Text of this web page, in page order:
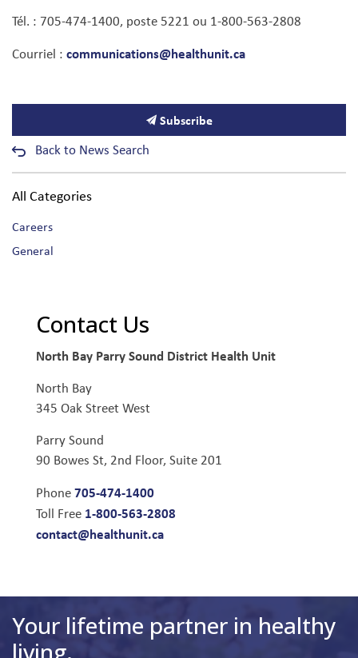
Tél. : 705-474-1400, poste 5221 ou 1-800-563-2808
Courriel : communications@healthunit.ca
Subscribe
Back to News Search
All Categories
Careers
General
Contact Us
North Bay Parry Sound District Health Unit
North Bay
345 Oak Street West
Parry Sound
90 Bowes St, 2nd Floor, Suite 201
Phone705-474-1400
Toll Free 1-800-563-2808
contact@healthunit.ca
Your lifetime partner in healthy
living.